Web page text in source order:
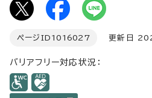
ページID 1016027 更新日
バリアフリー対応状況：